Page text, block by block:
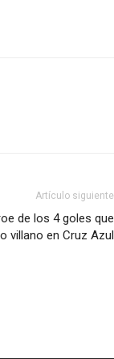
Artículo siguiente
de los 4 goles que
villano en Cruz Azul